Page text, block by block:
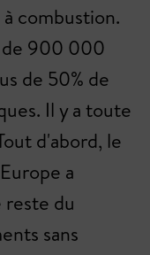
combustion.
de 900 000
de 50% de
Il y a toute
d'abord, le
a
du
sans